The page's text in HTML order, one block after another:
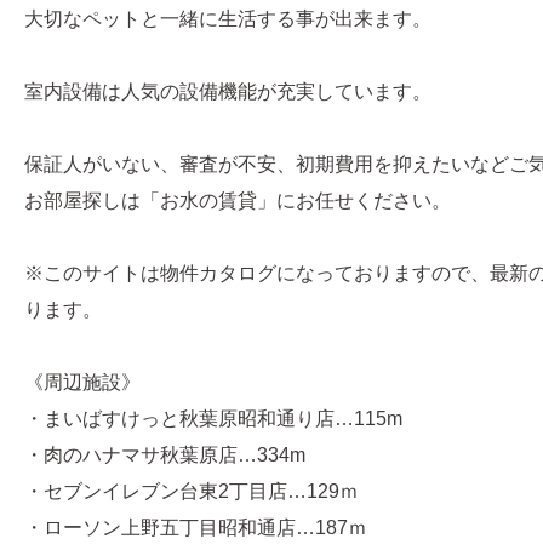
大切なペットと一緒に生活する事が出来ます。
室内設備は人気の設備機能が充実しています。
保証人がいない、審査が不安、初期費用を抑えたいなどご
お部屋探しは「お水の賃貸」にお任せください。
※このサイトは物件カタログになっておりますので、最新
ります。
《周辺施設》
・まいばすけっと秋葉原昭和通り店…115m
・肉のハナマサ秋葉原店…334m
・セブンイレブン台東2丁目店…129ｍ
・ローソン上野五丁目昭和通店…187ｍ